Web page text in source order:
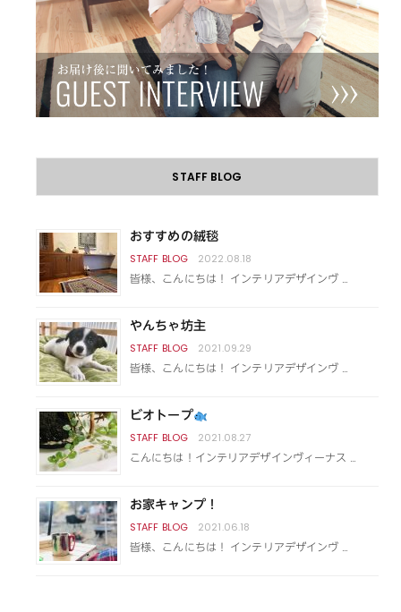
STAFF BLOG
おすすめの絨毯
2022.08.18
皆様、こんにちは！ インテリアデザインヴ …
やんちゃ坊主
2021.09.29
皆様、こんにちは！ インテリアデザインヴ …
ビオトープ
2021.08.27
こんにちは！インテリアデザインヴィーナス …
お家キャンプ！
2021.06.18
皆様、こんにちは！ インテリアデザインヴ …